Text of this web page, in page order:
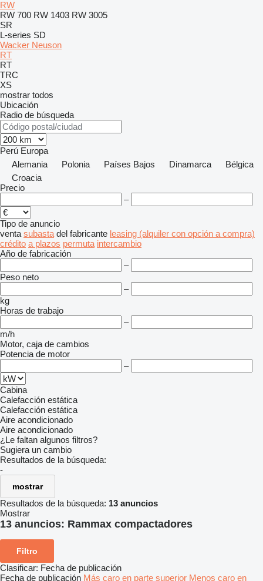
RW
RW 700 RW 1403 RW 3005
SR
L-series SD
Wacker Neuson
RT
RT
TRC
XS
mostrar todos
Ubicación
Radio de búsqueda
Perú Europa
Alemania
Polonia Países Bajos Dinamarca
Bélgica
Croacia
Precio
–
Tipo de anuncio
venta subasta del fabricante leasing (alquiler con opción a compra)
crédito a plazos permuta intercambio
Año de fabricación
–
Peso neto
–
kg
Horas de trabajo
–
m/h
Motor, caja de cambios
Potencia de motor
–
Cabina
Calefacción estática
Calefacción estática
Aire acondicionado
Aire acondicionado
¿Le faltan algunos filtros?
Sugiera un cambio
Resultados de la búsqueda:
-
mostrar
Resultados de la búsqueda: 13 anuncios
Mostrar
13 anuncios: Rammax compactadores
Filtro
Clasificar: Fecha de publicación
Fecha de publicación Más caro en parte superior Menos caro en